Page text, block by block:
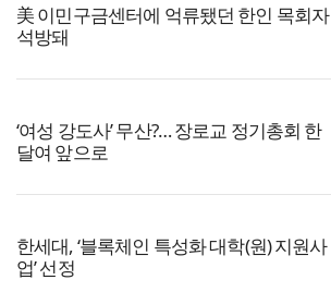
美 이민구금센터에 억류됐던 한인 목회자
석방돼
‘여성 강도사’ 무산?… 장로교 정기총회 한
달여 앞으로
한세대, ‘블록체인 특성화 대학(원) 지원사
업’ 선정